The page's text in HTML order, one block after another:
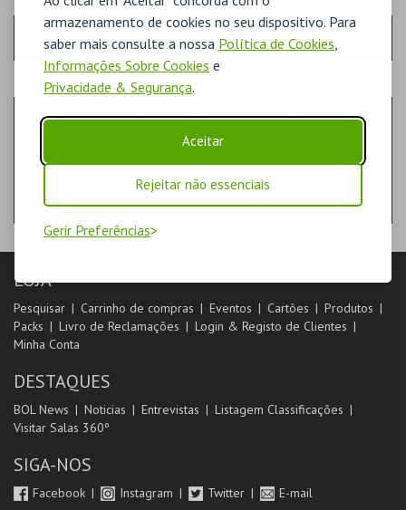
armazenamento de cookies no seu dispositivo. Para
saber mais consulte a nossa Política de Cookies
Informações Sobre Cookies e
Privacidade & Segurança.
Aceitar
Rejeitar não essenciais
Gerir Preferências
Escolha a quantidade e os produtos desejados
PASSO- PRODUTO
CARTAZ - A AFILHADA DE SANTO ANTÓNIO
COMUNA TEATRO DE PESQUISA, CRL
LOJA
Pesquisar Carrinho de compras Eventos Cartões
Produtos
Packs
Livro de Reclamações
Login & Registo de Clientes
Minha Conta
DESTAQUES
BOL News Noticias Entrevistas
Listagem Classificações
Visitar Salas 360º
SIGA-NOS
Facebook Instagram Twitter E-mail